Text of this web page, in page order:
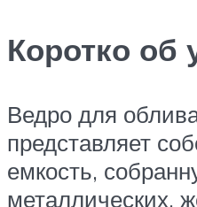
Коротко об
Ведро для
представляет
емкость,
металлических,